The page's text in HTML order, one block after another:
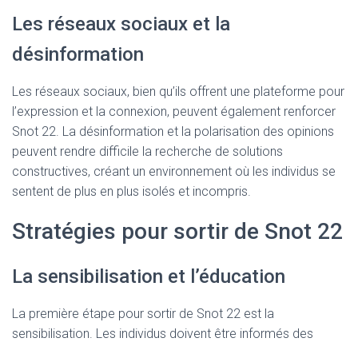
Les réseaux sociaux et la
désinformation
Les réseaux sociaux, bien qu’ils offrent une plateforme pour
l’expression et la connexion, peuvent également renforcer
Snot 22. La désinformation et la polarisation des opinions
peuvent rendre difficile la recherche de solutions
constructives, créant un environnement où les individus se
sentent de plus en plus isolés et incompris.
Stratégies pour sortir de Snot 22
La sensibilisation et l’éducation
La première étape pour sortir de Snot 22 est la
sensibilisation. Les individus doivent être informés des